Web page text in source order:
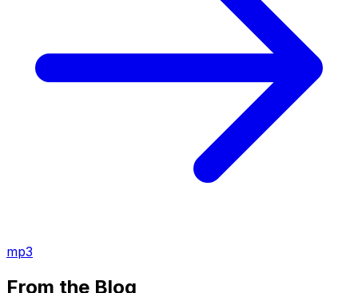
mp3
From the Blog